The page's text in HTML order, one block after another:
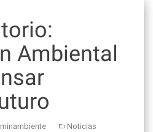
Ambiental
Noticias